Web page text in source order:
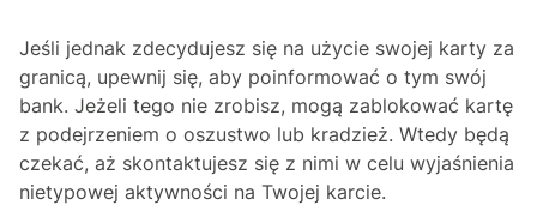
Jeśli jednak zdecydujesz się na użycie swojej karty za
granicą, upewnij się, aby poinformować o tym swój
bank. Jeżeli tego nie zrobisz, mogą zablokować kartę
z podejrzeniem o oszustwo lub kradzież. Wtedy będą
czekać, aż skontaktujesz się z nimi w celu wyjaśnienia
nietypowej aktywności na Twojej karcie.